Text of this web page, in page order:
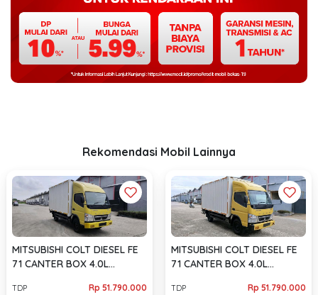
Rekomendasi Mobil Lainnya
MITSUBISHI COLT DIESEL FE
71 CANTER BOX 4.0L
TDP Rp 51.790.000
MITSUBISHI COLT DIESEL FE
71 CANTER BOX 4.0L
TDP Rp 51.790.000